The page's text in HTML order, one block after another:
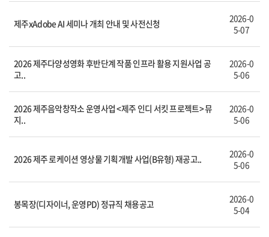
제주xAdobe AI 세미나 개최 안내 및 사전신청
2026-0
5-07
2026 제주다양성영화 후반단계 작품 인프라 활용 지원사업 공
고..
2026-0
5-06
2026 제주음악창작소 운영사업 <제주 인디 서킷 프로젝트> 뮤
지..
2026-0
5-06
2026 제주 로케이션 영상물 기획개발 사업(B유형) 재공고..
2026-0
5-06
봉목장(디자이너, 운영PD) 정규직 채용공고
2026-0
5-04